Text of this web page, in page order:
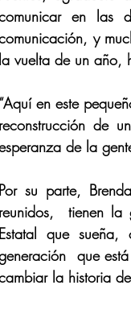
en las
y
la vuelta de un año,
“Aquí en este
reconstrucción de
de la
Por su parte,
reunidos,  tienen la
Estatal que
que
la historia